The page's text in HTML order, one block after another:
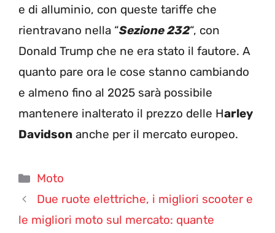
e di alluminio, con queste tariffe che
rientravano nella “Sezione 232“, con
Donald Trump che ne era stato il fautore. A
quanto pare ora le cose stanno cambiando
e almeno fino al 2025 sarà possibile
mantenere inalterato il prezzo delle Harley
Davidson anche per il mercato europeo.
Categorie
Moto
Due ruote elettriche, i migliori scooter e
le migliori moto sul mercato: quante